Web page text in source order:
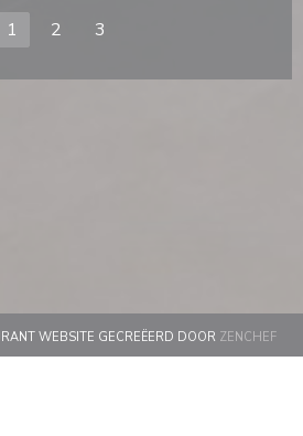
1 2 3
WEBSITE GECREËERD DOOR ZENCHEF